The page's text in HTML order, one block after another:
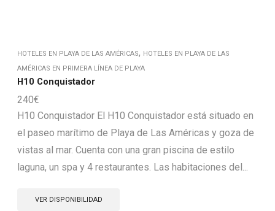
HOTELES EN PLAYA DE LAS AMÉRICAS, HOTELES EN PLAYA DE LAS
AMÉRICAS EN PRIMERA LÍNEA DE PLAYA
H10 Conquistador
240€
H10 Conquistador El H10 Conquistador está situado en
el paseo marítimo de Playa de Las Américas y goza de
vistas al mar. Cuenta con una gran piscina de estilo
laguna, un spa y 4 restaurantes. Las habitaciones del...
VER DISPONIBILIDAD